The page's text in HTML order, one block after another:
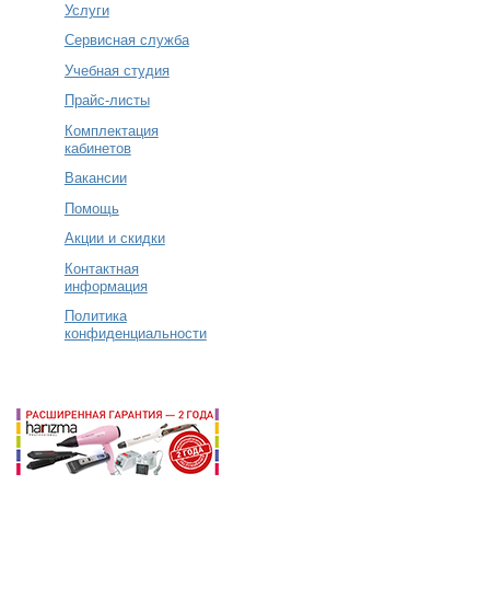
Услуги
Сервисная служба
Учебная студия
Прайс-листы
Комплектация
кабинетов
Вакансии
Помощь
Акции и скидки
Контактная
информация
Политика
конфиденциальности